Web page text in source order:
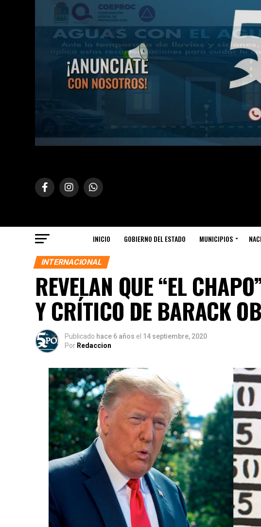
INICIO GOBIERNO DEL ESTADO MUNICIPIOS
INTERNACIONAL
REVELAN QUE “EL
Y CRÍTICO DE BARACK
Publicado hace 6 años el 14 septiembre, 2020
Por Redaccion